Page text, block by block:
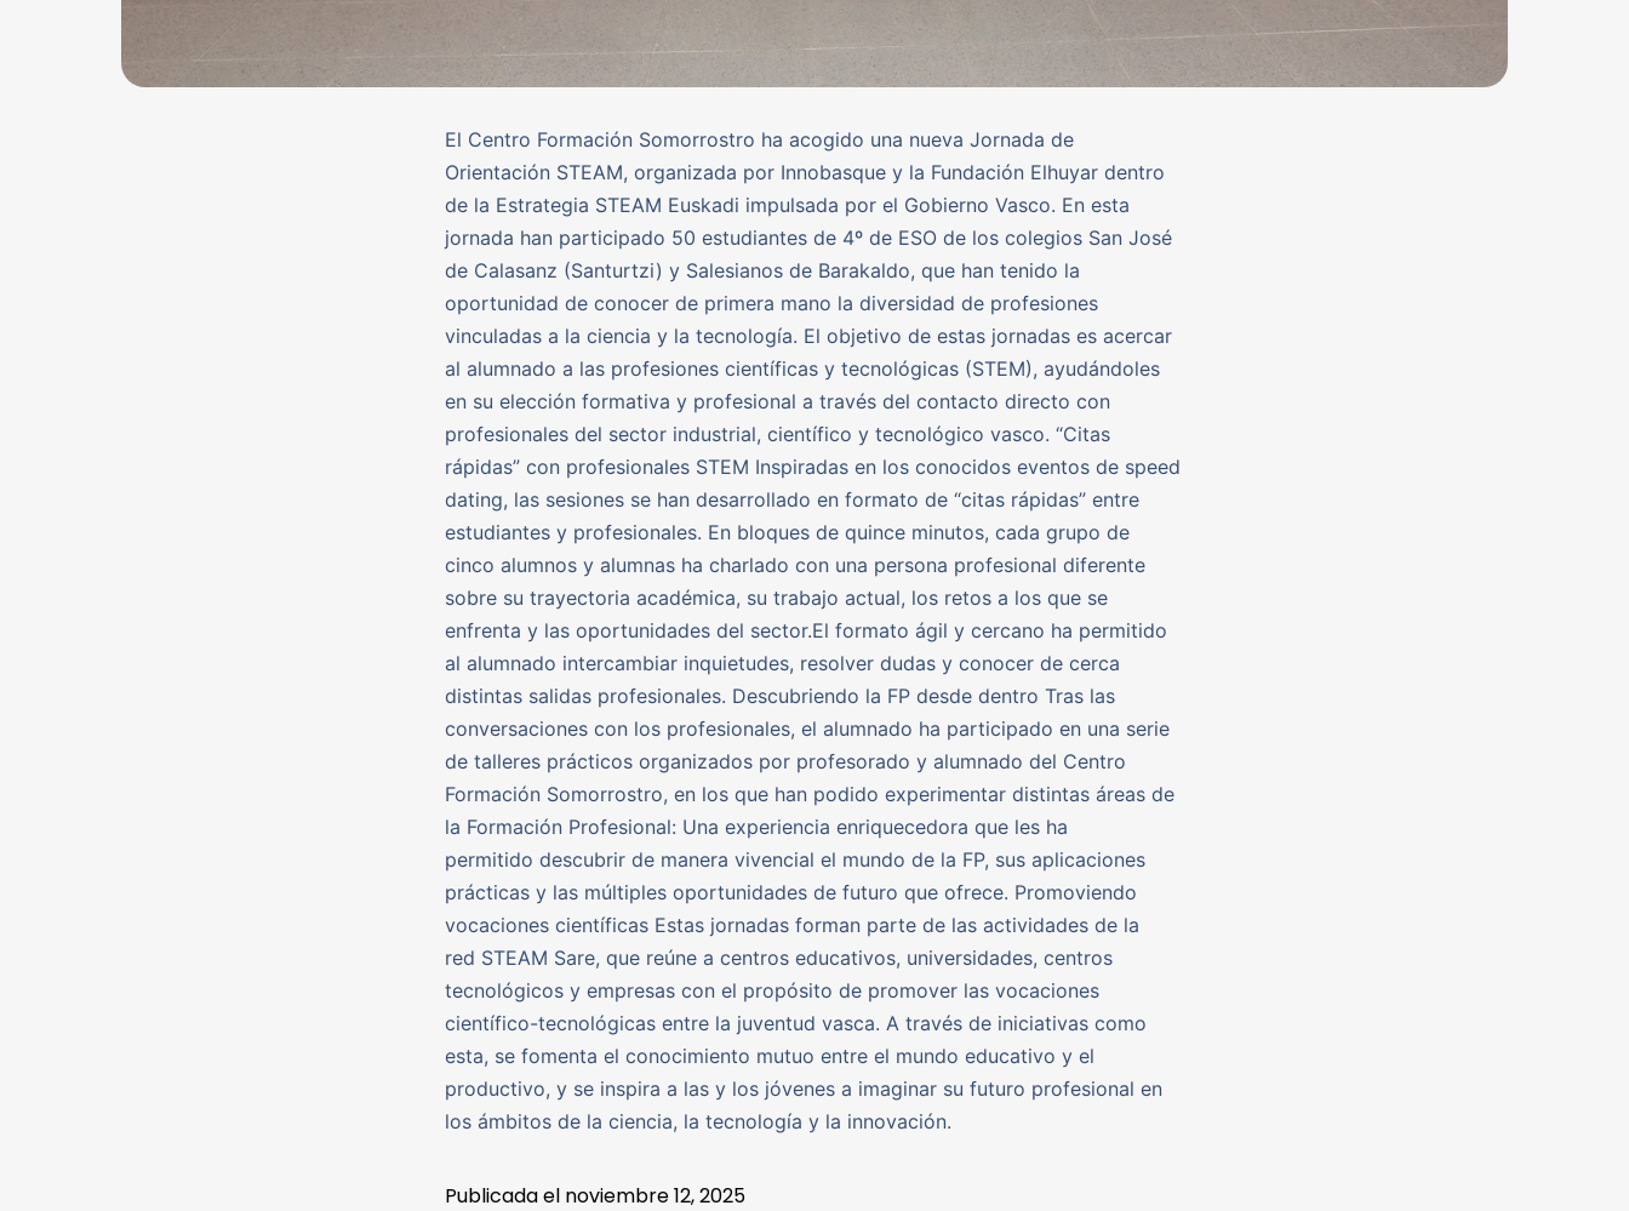
El Centro Formación Somorrostro ha acogido una nueva Jornada de
Orientación STEAM, organizada por Innobasque y la Fundación Elhuyar dentro
de la Estrategia STEAM Euskadi impulsada por el Gobierno Vasco. En esta
jornada han participado 50 estudiantes de 4º de ESO de los colegios San José
de Calasanz (Santurtzi) y Salesianos de Barakaldo, que han tenido la
oportunidad de conocer de primera mano la diversidad de profesiones
vinculadas a la ciencia y la tecnología. El objetivo de estas jornadas es acercar
al alumnado a las profesiones científicas y tecnológicas (STEM), ayudándoles
en su elección formativa y profesional a través del contacto directo con
profesionales del sector industrial, científico y tecnológico vasco. “Citas
rápidas” con profesionales STEM Inspiradas en los conocidos eventos de speed
dating, las sesiones se han desarrollado en formato de “citas rápidas” entre
estudiantes y profesionales. En bloques de quince minutos, cada grupo de
cinco alumnos y alumnas ha charlado con una persona profesional diferente
sobre su trayectoria académica, su trabajo actual, los retos a los que se
enfrenta y las oportunidades del sector.El formato ágil y cercano ha permitido
al alumnado intercambiar inquietudes, resolver dudas y conocer de cerca
distintas salidas profesionales. Descubriendo la FP desde dentro Tras las
conversaciones con los profesionales, el alumnado ha participado en una serie
de talleres prácticos organizados por profesorado y alumnado del Centro
Formación Somorrostro, en los que han podido experimentar distintas áreas de
la Formación Profesional: Una experiencia enriquecedora que les ha
permitido descubrir de manera vivencial el mundo de la FP, sus aplicaciones
prácticas y las múltiples oportunidades de futuro que ofrece. Promoviendo
vocaciones científicas Estas jornadas forman parte de las actividades de la
red STEAM Sare, que reúne a centros educativos, universidades, centros
tecnológicos y empresas con el propósito de promover las vocaciones
científico-tecnológicas entre la juventud vasca. A través de iniciativas como
esta, se fomenta el conocimiento mutuo entre el mundo educativo y el
productivo, y se inspira a las y los jóvenes a imaginar su futuro profesional en
los ámbitos de la ciencia, la tecnología y la innovación.
Publicada el noviembre 12, 2025